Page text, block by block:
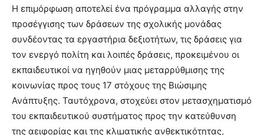
Η επιμόρφωση αποτελεί ένα πρόγραμμα αλλαγής στην
προσέγγισης των δράσεων της σχολικής μονάδας
συνδέοντας τα εργαστήρια δεξιοτήτων, τις δράσεις για
τον ενεργό πολίτη και λοιπές δράσεις, προκειμένου οι
εκπαιδευτικοί να ηγηθούν μιας μεταρρύθμισης της
κοινωνίας προς τους 17 στόχους της Βιώσιμης
Ανάπτυξης. Ταυτόχρονα, στοχεύει στον μετασχηματισμό
του εκπαιδευτικού συστήματος προς την κατεύθυνση
της αειφορίας και της κλιματικής ανθεκτικότητας,